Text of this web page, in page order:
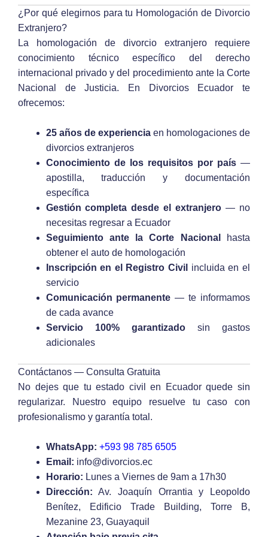
¿Por qué elegirnos para tu Homologación de Divorcio
Extranjero?
La homologación de divorcio extranjero requiere
conocimiento técnico específico del derecho
internacional privado y del procedimiento ante la Corte
Nacional de Justicia. En Divorcios Ecuador te
ofrecemos:
25 años de experienciaen homologaciones de
divorcios extranjeros
Conocimiento de los requisitos por país—
apostilla, traducción y documentación
específica
Gestión completa desde el extranjero — no
necesitas regresar a Ecuador
Seguimiento ante la Corte Nacional
hasta
obtener el auto de homologación
Inscripción en el Registro Civil
incluida en el
servicio
Comunicación permanente — te informamos
de cada avance
Servicio 100% garantizadosin gastos
adicionales
Contáctanos — Consulta Gratuita
No dejes que tu estado civil en Ecuador quede sin
regularizar. Nuestro equipo resuelve tu caso con
profesionalismo y garantía total.
WhatsApp: +593 98 785 6505
Email: info@divorcios.ec
Horario: Lunes a Viernes de 9am a 17h30
Dirección: Av. Joaquín Orrantia y Leopoldo
Benítez, Edificio Trade Building, Torre B,
Mezanine 23, Guayaquil